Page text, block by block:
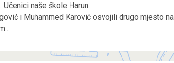
Učenici naše škole Harun
i Muhammed Karović osvojili drugo mjesto na